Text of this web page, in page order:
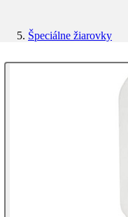
Špeciálne žiarovky